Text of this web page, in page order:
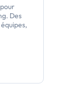
Des